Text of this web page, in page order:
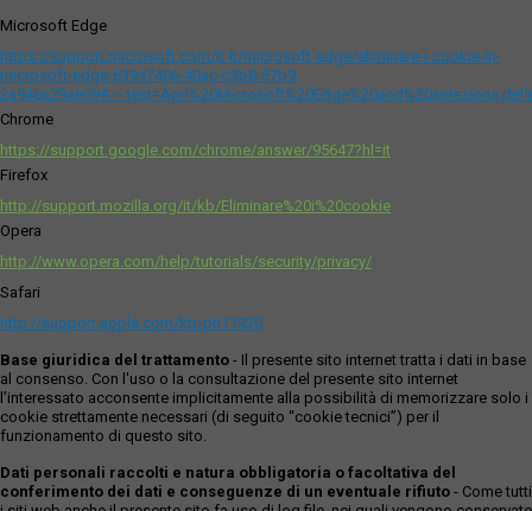
Microsoft Edge
https://support.microsoft.com/it-it/microsoft-edge/eliminare-i-cookie-in-
microsoft-edge-63947406-40ac-c3b8-57b9-
Chrome
https://support.google.com/chrome/answer/95647?hl=it
Firefox
http://support.mozilla.org/it/kb/Eliminare%20i%20cookie
Opera
http://www.opera.com/help/tutorials/security/privacy/
Safari
http://support.apple.com/kb/ph11920
Base giuridica del trattamento - Il presente sito internet tratta i dati in base
al consenso. Con l'uso o la consultazione del presente sito internet
l’interessato acconsente implicitamente alla possibilità di memorizzare solo i
cookie strettamente necessari (di seguito “cookie tecnici”) per il
funzionamento di questo sito.
Dati personali raccolti e natura obbligatoria o facoltativa del
conferimento dei dati e conseguenze di un eventuale rifiuto - Come tutti